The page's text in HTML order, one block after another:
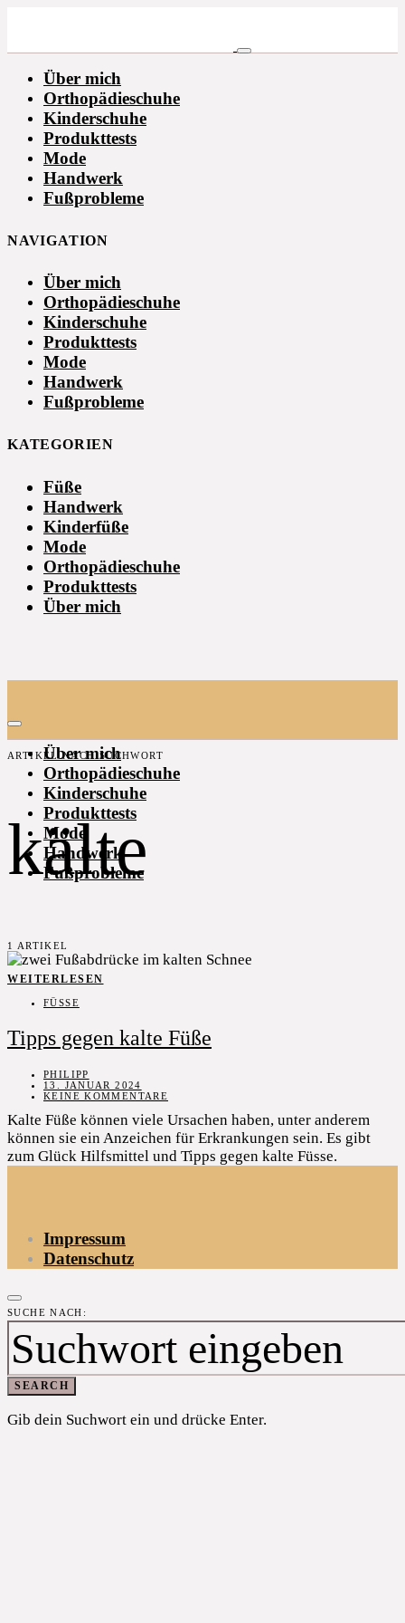
Über mich
Orthopädieschuhe
Kinderschuhe
Produkttests
Mode
Handwerk
Fußprobleme
NAVIGATION
Über mich
Orthopädieschuhe
Kinderschuhe
Produkttests
Mode
Handwerk
Fußprobleme
KATEGORIEN
Füße
Handwerk
Kinderfüße
Mode
Orthopädieschuhe
Produkttests
Über mich
Über mich
Orthopädieschuhe
Kinderschuhe
Produkttests
Mode
Handwerk
Fußprobleme
ARTIKEL NACH SUCHWORT
kälte
1 ARTIKEL
WEITERLESEN
FÜSSE
Tipps gegen kalte Füße
PHILIPP
13. JANUAR 2024
KEINE KOMMENTARE
Kalte Füße können viele Ursachen haben, unter anderem
können sie ein Anzeichen für Erkrankungen sein. Es gibt
zum Glück Hilfsmittel und Tipps gegen kalte Füsse.
Impressum
Datenschutz
SUCHE NACH:
SEARCH
Gib dein Suchwort ein und drücke Enter.